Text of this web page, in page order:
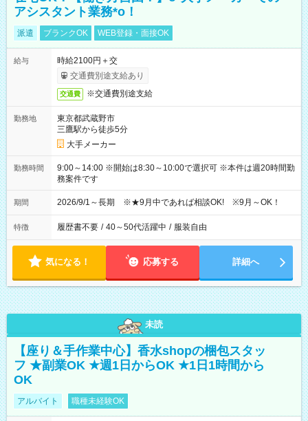
アシスタント業務*o！
派遣 ブランクOK WEB登録・面接OK
給与
時給2100円＋交
交通費別途支給あり
交通費 ※交通費別途支給
勤務地
東京都武蔵野市
三鷹駅から徒歩5分
大手メーカー
勤務時間
9:00～14:00 ※開始は8:30～10:00で選択可 ※本件は週20時間勤
務案件です
期間 2026/9/1～長期 ※★9月中であれば相談OK! ※9月～OK！
特徴 履歴書不要 / 40～50代活躍中 / 服装自由
気になる！ 応募する 詳細へ
未読
【座り＆手作業中心】香水shopの梱包スタッ
フ ★副業OK ★週1日からOK ★1日1時間から
OK
アルバイト 職種未経験OK